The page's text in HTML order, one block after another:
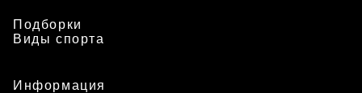
Подборки
Виды спорта
Информация